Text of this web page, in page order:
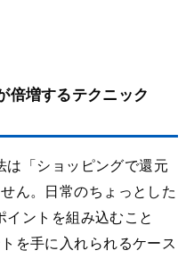
倍増するテクニック
は「ショッピングで還元
ん。日常のちょっとした
イントを組み込むこと
を手に入れられるケース